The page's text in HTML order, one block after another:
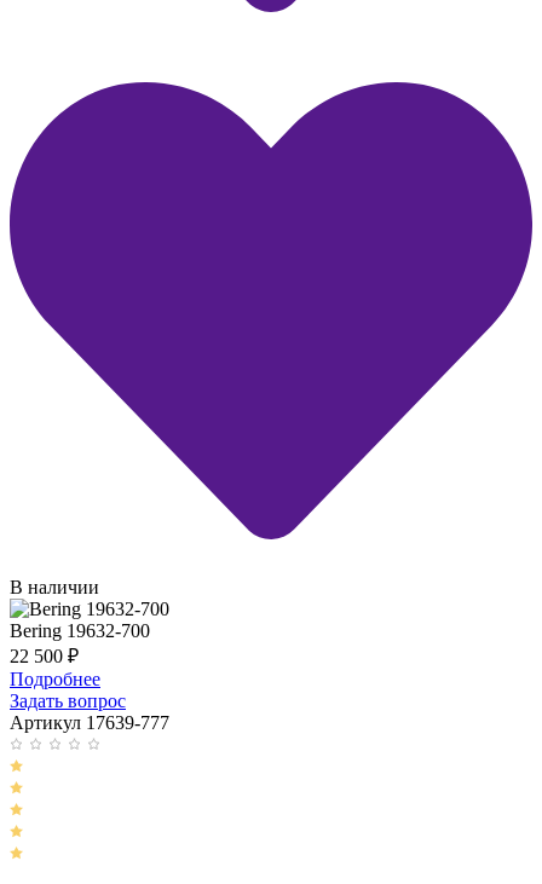
В наличии
Bering 19632-700
22 500 ₽
Подробнее
Задать вопрос
Артикул 17639-777